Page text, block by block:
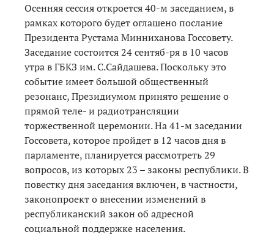
Осенняя сессия откроется 40-м заседанием, в
рамках которого будет оглашено послание
Президента Рустама Минниханова Госсовету.
Заседание состоится 24 сентяб-ря в 10 часов
утра в ГБКЗ им. С.Сайдашева. Поскольку это
событие имеет большой общественный
резонанс, Президиумом принято решение о
прямой теле- и радиотрансляции
торжественной церемонии. На 41-м заседании
Госсовета, которое пройдет в 12 часов дня в
парламенте, планируется рассмотреть 29
вопросов, из которых 23 – законы республики. В
повестку дня заседания включен, в частности,
законопроект о внесении изменений в
республиканский закон об адресной
социальной поддержке населения.